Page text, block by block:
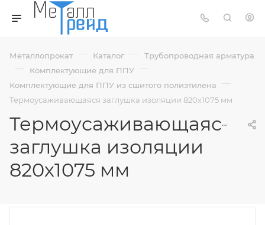
Металлопрокат — Каталог — Трубопроводная арматура
— Комплектующие для ППУ —
Комплектующие для ППУ из сшитого полиэтилена —
Термоусаживающаяся заглушка изоляции 820х1075 мм
Термоусаживающаяся
заглушка изоляции
820х1075 мм